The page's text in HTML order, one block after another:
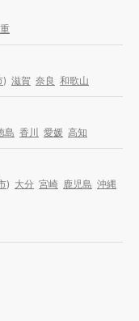
) 滋賀 奈良 和歌山
島 香川 愛媛 高知
) 大分 宮崎 鹿児島 沖縄